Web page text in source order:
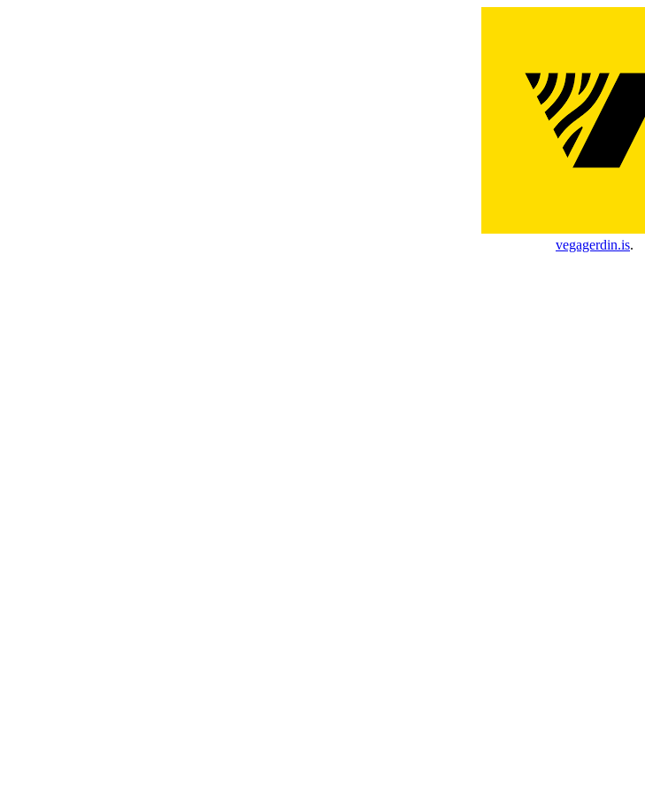
vegagerdin.is.